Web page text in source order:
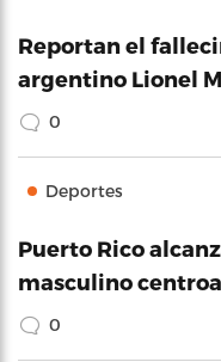
Reportan el
argentino Lionel
0
Deportes
Puerto Rico
masculino
0